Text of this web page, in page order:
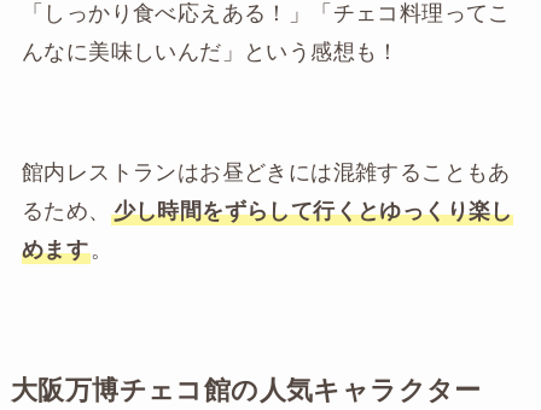
「しっかり食べ応えある！」「チェコ料理ってこ
んなに美味しいんだ」という感想も！
館内レストランはお昼どきには混雑することもあ
るため、 少し時間をずらして行くとゆっくり楽し
めます。
大阪万博チェコ館の人気キャラクター